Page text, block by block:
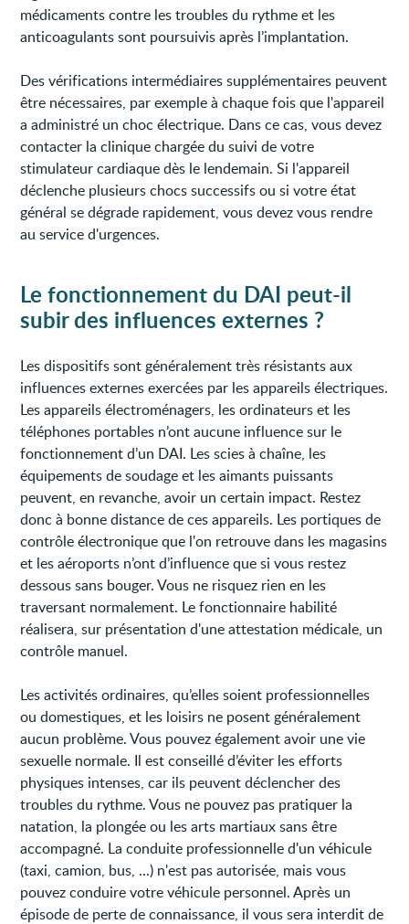
médicaments contre les troubles du rythme et les
anticoagulants sont poursuivis après l’implantation.
Des vérifications intermédiaires supplémentaires peuvent
être nécessaires, par exemple à chaque fois que l'appareil
a administré un choc électrique. Dans ce cas, vous devez
contacter la clinique chargée du suivi de votre
stimulateur cardiaque dès le lendemain. Si l'appareil
déclenche plusieurs chocs successifs ou si votre état
général se dégrade rapidement, vous devez vous rendre
au service d'urgences.
Le fonctionnement du DAI peut-il
subir des influences externes ?
Les dispositifs sont généralement très résistants aux
influences externes exercées par les appareils électriques.
Les appareils électroménagers, les ordinateurs et les
téléphones portables n’ont aucune influence sur le
fonctionnement d’un DAI. Les scies à chaîne, les
équipements de soudage et les aimants puissants
peuvent, en revanche, avoir un certain impact. Restez
donc à bonne distance de ces appareils. Les portiques de
contrôle électronique que l'on retrouve dans les magasins
et les aéroports n’ont d’influence que si vous restez
dessous sans bouger. Vous ne risquez rien en les
traversant normalement. Le fonctionnaire habilité
réalisera, sur présentation d'une attestation médicale, un
contrôle manuel.
Les activités ordinaires, qu’elles soient professionnelles
ou domestiques, et les loisirs ne posent généralement
aucun problème. Vous pouvez également avoir une vie
sexuelle normale. Il est conseillé d’éviter les efforts
physiques intenses, car ils peuvent déclencher des
troubles du rythme. Vous ne pouvez pas pratiquer la
natation, la plongée ou les arts martiaux sans être
accompagné. La conduite professionnelle d'un véhicule
(taxi, camion, bus, ...) n'est pas autorisée, mais vous
pouvez conduire votre véhicule personnel. Après un
épisode de perte de connaissance, il vous sera interdit de